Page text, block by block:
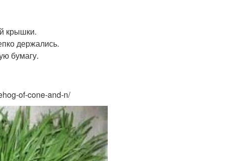
крышки.
держались.
бумагу.
of-cone-and-n/